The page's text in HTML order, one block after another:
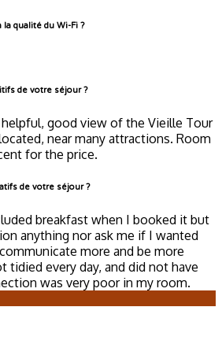
qualité du Wi-Fi ?
de votre séjour ?
good view of the Vieille Tour
near many attractions. Room
for the price.
de votre séjour ?
breakfast when I booked it but
anything nor ask me if I wanted
more and be more
tidied every day, and did not have
was very poor in my room.